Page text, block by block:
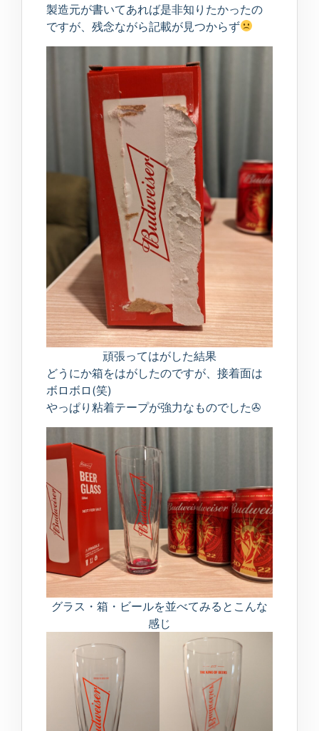
製造元が書いてあれば是非知りたかったの
ですが、残念ながら記載が見つからず
頑張ってはがした結果
どうにか箱をはがしたのですが、接着面は
ボロボロ(笑)
やっぱり粘着テープが強力なものでした✇
グラス・箱・ビールを並べてみるとこんな
感じ